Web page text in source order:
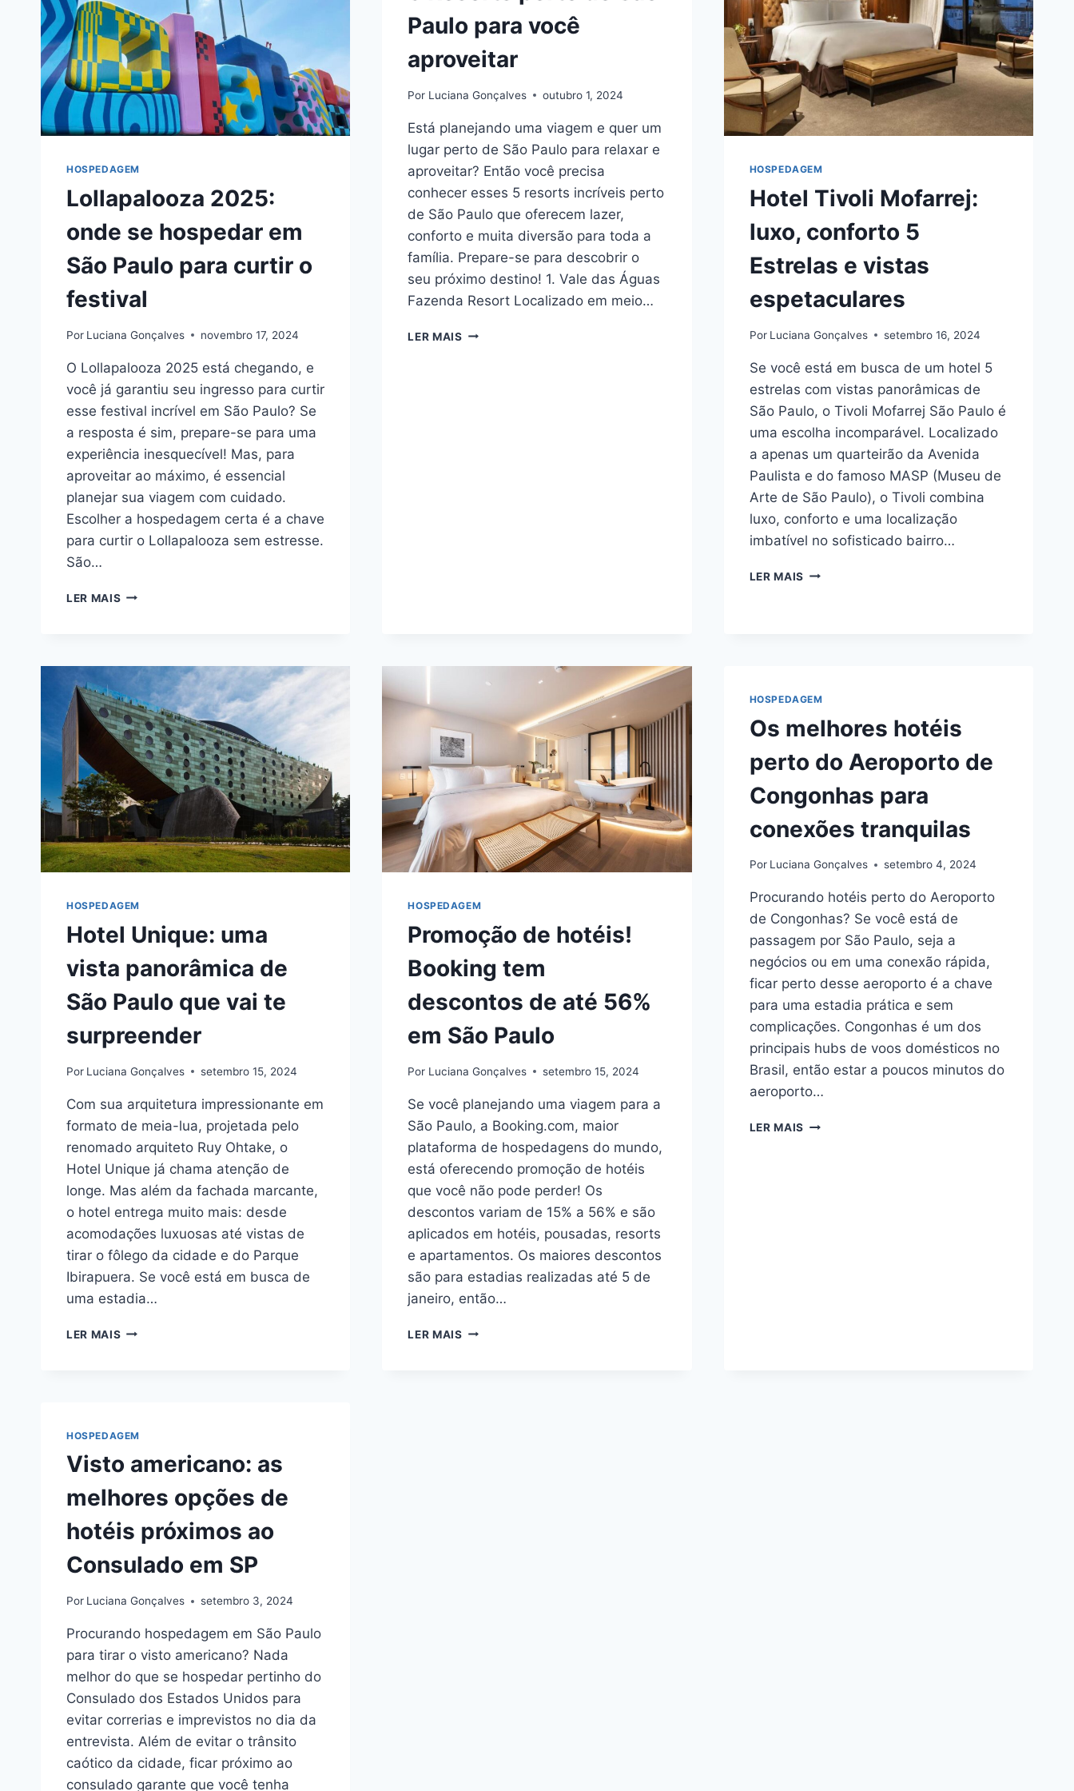
HOSPEDAGEM
Lollapalooza 2025:
onde se hospedar em
São Paulo para curtir o
festival
Por Luciana Gonçalves novembro 17, 2024
O Lollapalooza 2025 está chegando, e
você já garantiu seu ingresso para curtir
esse festival incrível em São Paulo? Se
a resposta é sim, prepare-se para uma
experiência inesquecível! Mas, para
aproveitar ao máximo, é essencial
planejar sua viagem com cuidado.
Escolher a hospedagem certa é a chave
para curtir o Lollapalooza sem estresse.
São…
LER MAIS LOLLAPALOOZA
EM
SÃO
PAULO
PARA
CURTIR
FESTIVAL
Paulo para você
aproveitar
Por Luciana Gonçalves outubro 1, 2024
Está planejando uma viagem e quer um
lugar perto de São Paulo para relaxar e
aproveitar? Então você precisa
conhecer esses 5 resorts incríveis perto
de São Paulo que oferecem lazer,
conforto e muita diversão para toda a
família. Prepare-se para descobrir o
seu próximo destino! 1. Vale das Águas
Fazenda Resort Localizado em meio…
LER MAIS 5
HOSPEDAGEM
Hotel Tivoli Mofarrej:
luxo, conforto 5
Estrelas e vistas
espetaculares
Por Luciana Gonçalves setembro 16, 2024
Se você está em busca de um hotel 5
estrelas com vistas panorâmicas de
São Paulo, o Tivoli Mofarrej São Paulo é
uma escolha incomparável. Localizado
a apenas um quarteirão da Avenida
Paulista e do famoso MASP (Museu de
Arte de São Paulo), o Tivoli combina
luxo, conforto e uma localização
imbatível no sofisticado bairro…
LER MAIS HOTEL
VISTAS
ESPETACULARES
HOSPEDAGEM
Hotel Unique: uma
vista panorâmica de
São Paulo que vai te
surpreender
Por Luciana Gonçalves setembro 15, 2024
Com sua arquitetura impressionante em
formato de meia-lua, projetada pelo
renomado arquiteto Ruy Ohtake, o
Hotel Unique já chama atenção de
longe. Mas além da fachada marcante,
o hotel entrega muito mais: desde
acomodações luxuosas até vistas de
tirar o fôlego da cidade e do Parque
Ibirapuera. Se você está em busca de
uma estadia…
LER MAIS HOTEL
SÃO
QUE
TE
SURPREENDER
HOSPEDAGEM
Promoção de hotéis!
Booking tem
descontos de até 56%
em São Paulo
Por Luciana Gonçalves setembro 15, 2024
Se você planejando uma viagem para a
São Paulo, a Booking.com, maior
plataforma de hospedagens do mundo,
está oferecendo promoção de hotéis
que você não pode perder! Os
descontos variam de 15% a 56% e são
aplicados em hotéis, pousadas, resorts
e apartamentos. Os maiores descontos
são para estadias realizadas até 5 de
janeiro, então…
LER MAIS PROMOÇÃO
HOSPEDAGEM
Os melhores hotéis
perto do Aeroporto de
Congonhas para
conexões tranquilas
Por Luciana Gonçalves setembro 4, 2024
Procurando hotéis perto do Aeroporto
de Congonhas? Se você está de
passagem por São Paulo, seja a
negócios ou em uma conexão rápida,
ficar perto desse aeroporto é a chave
para uma estadia prática e sem
complicações. Congonhas é um dos
principais hubs de voos domésticos no
Brasil, então estar a poucos minutos do
aeroporto…
LER MAIS OS
HOSPEDAGEM
Visto americano: as
melhores opções de
hotéis próximos ao
Consulado em SP
Por Luciana Gonçalves setembro 3, 2024
Procurando hospedagem em São Paulo
para tirar o visto americano? Nada
melhor do que se hospedar pertinho do
Consulado dos Estados Unidos para
evitar correrias e imprevistos no dia da
entrevista. Além de evitar o trânsito
caótico da cidade, ficar próximo ao
consulado garante que você tenha